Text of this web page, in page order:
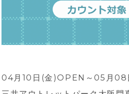
04月10日(金)OPEN～05月08